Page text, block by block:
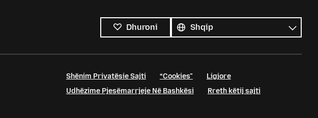
Dhuroni
gjuhët
Gjuhë
Shënim Privatësie Sajti “Cookies”
Ligjore
Udhëzime Pjesëmarrjeje Në Bashkësi
Rreth këtij sajti